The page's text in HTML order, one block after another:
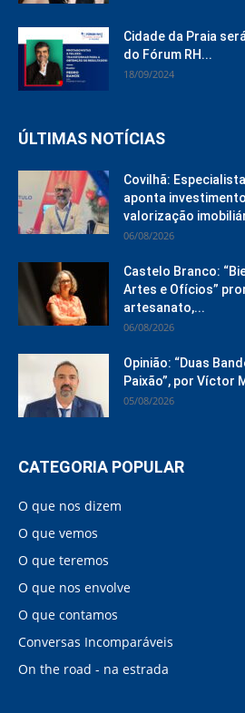
Cidade da Praia
do Fórum RH...
18/09/2024
ÚLTIMAS NOTÍCIAS
Covilhã:
aponta
valorização
06/08/2026
Castelo Branco:
Artes e Ofícios”
artesanato,...
06/08/2026
Opinião: “Duas
Paixão”, por Víctor
05/08/2026
CATEGORIA POPULAR
O que nos dizem
O que vemos
O que teremos
O que nos envolve
O que contamos
Conversas Incomparáveis
On the road - na estrada